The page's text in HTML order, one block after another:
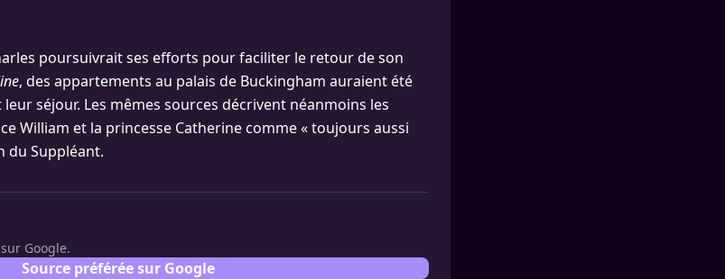
poursuivrait ses efforts pour faciliter le retour de son
, des appartements au palais de Buckingham auraient été
séjour. Les mêmes sources décrivent néanmoins les
William et la princesse Catherine comme « toujours aussi
du Suppléant.
Google.
Source préférée sur Google